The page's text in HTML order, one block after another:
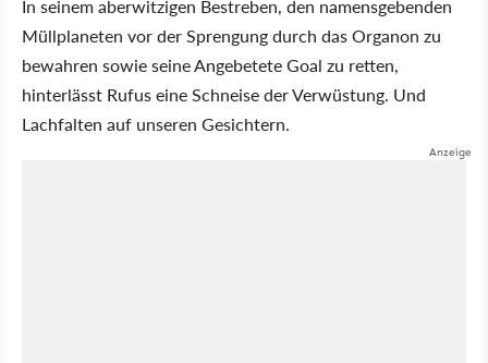
In seinem aberwitzigen Bestreben, den namensgebenden
Müllplaneten vor der Sprengung durch das Organon zu
bewahren sowie seine Angebetete Goal zu retten,
hinterlässt Rufus eine Schneise der Verwüstung. Und
Lachfalten auf unseren Gesichtern.